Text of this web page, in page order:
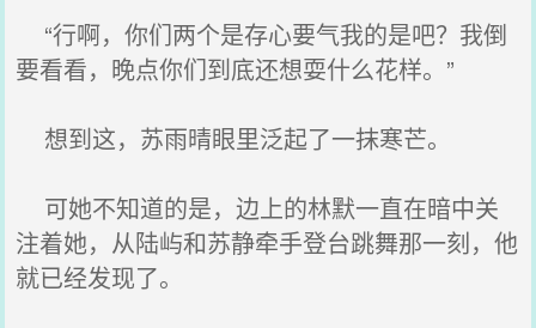
“行啊，你们两个是存心要气我的是吧？我倒
要看看，晚点你们到底还想耍什么花样。”
想到这，苏雨晴眼里泛起了一抹寒芒。
可她不知道的是，边上的林默一直在暗中关
注着她，从陆屿和苏静牵手登台跳舞那一刻，他
就已经发现了。